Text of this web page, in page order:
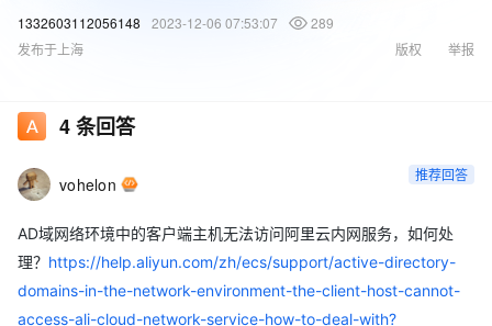
1332603112056148
2023-12-06 07:53:07
289
发布于上海
举报
版权
4条回答
vohelon 推荐回答
AD域网络环境中的客户端主机无法访问阿里云内网服务，如何处
理？ https://help.aliyun.com/zh/ecs/support/active-directory-
domains-in-the-network-environment-the-client-host-cannot-
access-ali-cloud-network-service-how-to-deal-with?